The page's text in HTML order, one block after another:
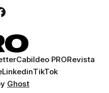
Cabildeo PRORevista
LinkedinTikTok
Ghost